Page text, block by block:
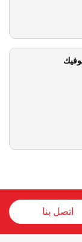
اتصل بنا